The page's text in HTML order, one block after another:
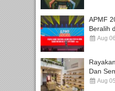
APMF
Beralih
Aug
Dan
Aug